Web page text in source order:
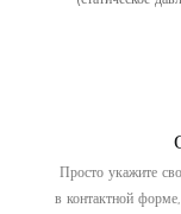
Просто укажите
в контактной